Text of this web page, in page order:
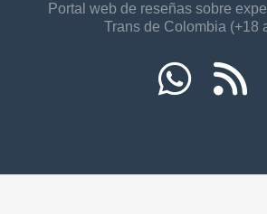
Portal web de reseñas sobre
Trans de Colombia (+18